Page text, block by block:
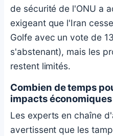
de sécurité de l'ONU a
exigeant que l'Iran
Golfe avec un vote de
s'abstenant), mais les
restent limités.
Combien de temps
impacts économiques
Les experts en chaîne
avertissent que les